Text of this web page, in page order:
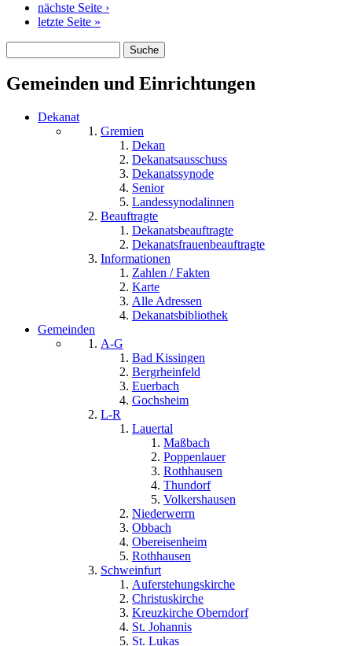
nächste Seite ›
letzte Seite »
Gemeinden und Einrichtungen
Dekanat
Gremien
Dekan
Dekanatsausschuss
Dekanatssynode
Senior
Landessynodalinnen
Beauftragte
Dekanatsbeauftragte
Dekanatsfrauenbeauftragte
Informationen
Zahlen / Fakten
Karte
Alle Adressen
Dekanatsbibliothek
Gemeinden
A-G
Bad Kissingen
Bergrheinfeld
Euerbach
Gochsheim
L-R
Lauertal
Maßbach
Poppenlauer
Rothhausen
Thundorf
Volkershausen
Niederwerrn
Obbach
Obereisenheim
Rothhausen
Schweinfurt
Auferstehungskirche
Christuskirche
Kreuzkirche Oberndorf
St. Johannis
St. Lukas